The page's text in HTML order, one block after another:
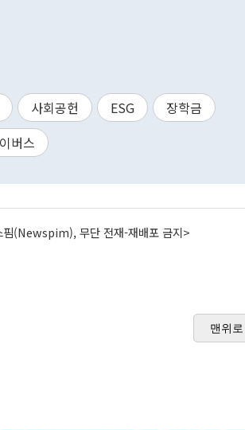
사회공헌 ESG
장학금
버스
핌(Newspim), 무단 전재-재배포 금지>
맨위로